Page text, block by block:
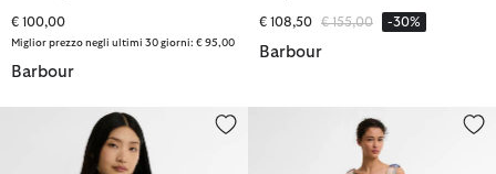
€ 100,00
Miglior prezzo negli ultimi 30 giorni: € 95,00
Barbour
€ 108,50 Prezzo ridotto da
€ 155,00a -30%
Barbour
Giacca antipioggia Bedafell Abito midi Amelie